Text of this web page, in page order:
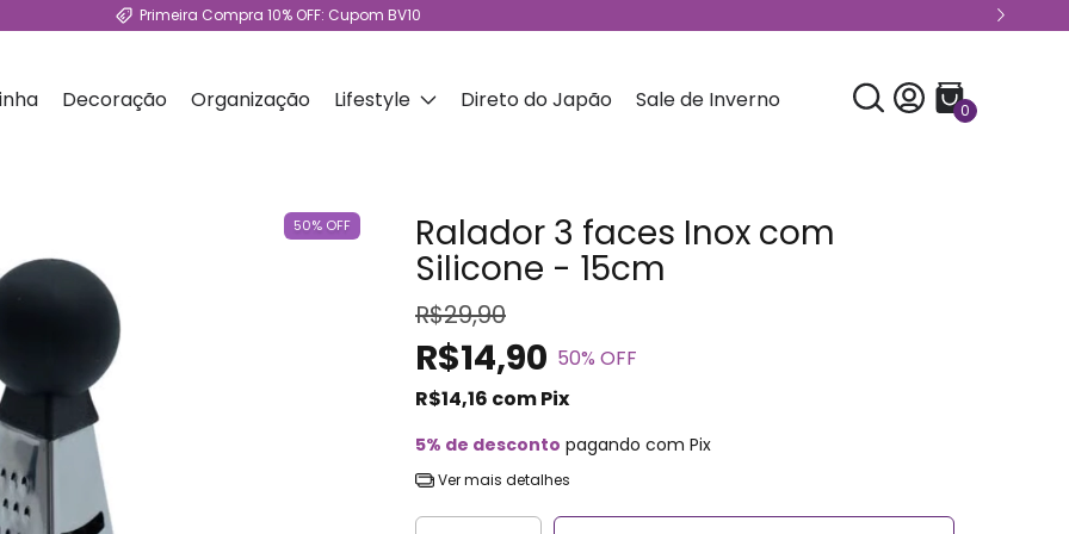
Primeira Compra 10% OFF: Cupom BV10
Decoração Organização Lifestyle Direto do Japão Sale de Inverno 0
50% OFF Ralador 3 faces Inox com
Silicone - 15cm
R$29,90
R$14,90 50% OFF
R$14,16 comPix
5% de desconto pagando com Pix
Ver mais detalhes